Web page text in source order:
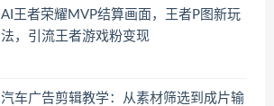
AI王者荣耀MVP结算画面，王者P图新玩
法，引流王者游戏粉变现
汽车广告剪辑教学：从素材筛选到成片输